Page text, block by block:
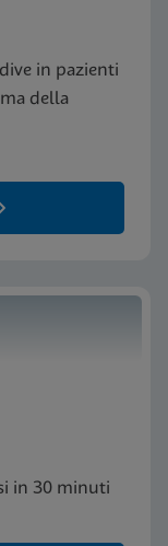
in pazienti
della
in 30 minuti